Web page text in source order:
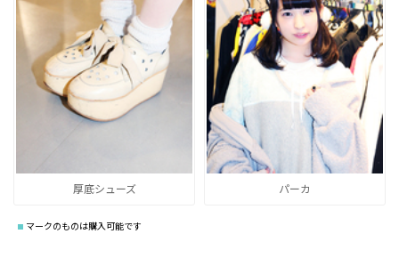
厚底シューズ パーカ
マークのものは購入可能です